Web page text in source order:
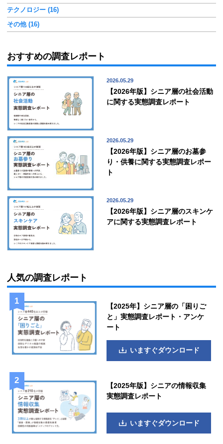
テクノロジー (16)
その他 (16)
おすすめの調査レポート
【2026年版】シニア層の社会活動
に関する実態調査レポート
2026.05.29
【2026年版】シニア層のお墓参
り・供養に関する実態調査レポー
ト
2026.05.29
【2026年版】シニア層のスキンケ
アに関する実態調査レポート
2026.05.29
人気の調査レポート
【2025年】シニア層の「困りご
と」実態調査レポート・アンケ
ート
いますぐダウンロード
【2025年版】シニアの情報収集
実態調査レポート
いますぐダウンロード